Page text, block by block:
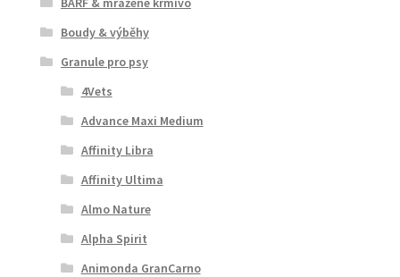
Boudy & výběhy
Granule pro psy
4Vets
Advance Maxi Medium
Affinity Libra
Affinity Ultima
Almo Nature
Alpha Spirit
Animonda GranCarno